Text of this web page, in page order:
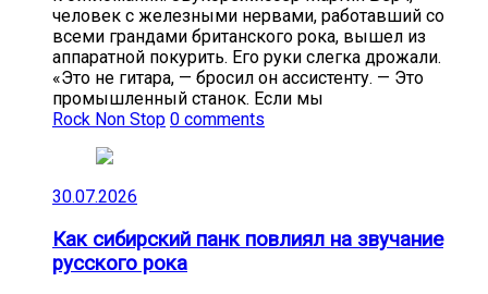
человек с железными нервами, работавший со
всеми грандами британского рока, вышел из
аппаратной покурить. Его руки слегка дрожали.
«Это не гитара, — бросил он ассистенту. — Это
промышленный станок. Если мы
Rock Non Stop 0 comments
30.07.2026
Как сибирский панк повлиял на звучание
русского рока